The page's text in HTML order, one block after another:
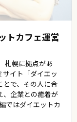
トカフェ運営
札幌に拠点があ
サイト「ダイエッ
とで、その人に合
、企業との癒着が
ではダイエットカ